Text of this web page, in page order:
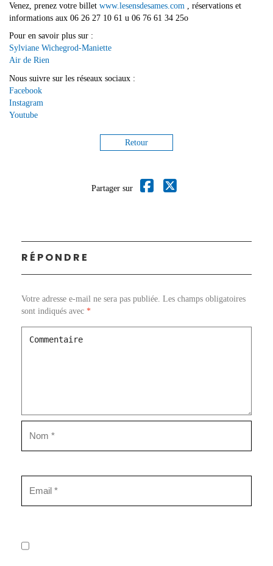
Venez, prenez votre billet www.lesensdesames.com , réservations et
informations aux 06 26 27 10 61 u 06 76 61 34 25o
Pour en savoir plus sur :
Sylviane Wichegrod-Maniette
Air de Rien
Nous suivre sur les réseaux sociaux :
Facebook
Instagram
Youtube
Retour
Partager sur
RÉPONDRE
Votre adresse e-mail ne sera pas publiée. Les champs obligatoires
sont indiqués avec *